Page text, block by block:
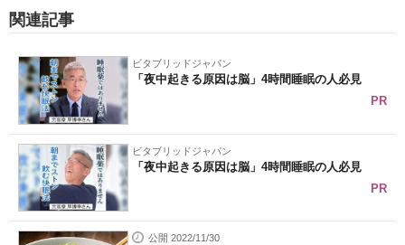
関連記事
ビタブリッドジャパン
「夜中起きる原因は脳」4時間睡眠の人必見
PR
ビタブリッドジャパン
「夜中起きる原因は脳」4時間睡眠の人必見
PR
公開 2022/11/30